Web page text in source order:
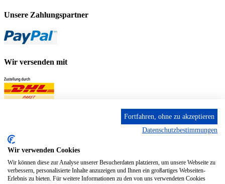
Unsere Zahlungspartner
Wir versenden mit
Fortfahren, ohne zu akzeptieren
Datenschutzbestimmungen
Wir verwenden Cookies
Wir können diese zur Analyse unserer Besucherdaten platzieren, um unsere Webseite zu
verbessern, personalisierte Inhalte anzuzeigen und Ihnen ein großartiges Webseiten-
Erlebnis zu bieten. Für weitere Informationen zu den von uns verwendeten Cookies